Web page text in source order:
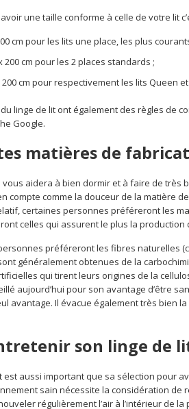
une taille conforme à celle de votre lit
cm pour les lits une place, les plus
200 cm pour les 2 places standards ;
200 cm pour respectivement les lits Queen
linge de lit ont également des règles de
Google.
matières de
aidera à bien dormir et à faire de très
compte comme la douceur de la matière
certaines personnes préféreront les
celles qui assurent le plus la production
préféreront les fibres naturelles
généralement obtenues de la
qui tirent leurs origines de la
aujourd’hui pour son avantage d’être
avantage. Il évacue également très bien
son linge de
est aussi important que sa sélection pour
sain nécessite la considération de
régulièrement l’air à l’intérieur de